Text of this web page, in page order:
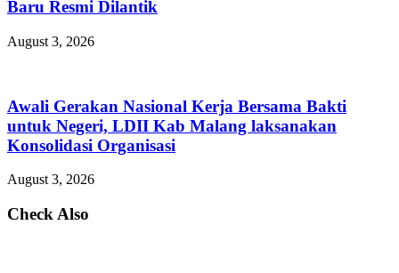
Baru Resmi Dilantik
August 3, 2026
Awali Gerakan Nasional Kerja Bersama Bakti
untuk Negeri, LDII Kab Malang laksanakan
Konsolidasi Organisasi
August 3, 2026
Check Also